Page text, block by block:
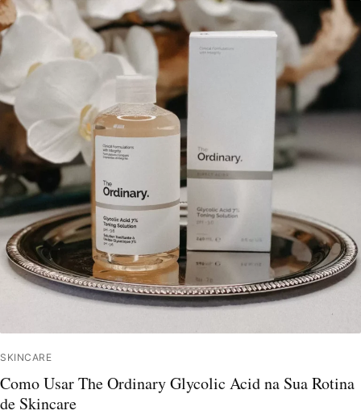
SKINCARE
Como Usar The Ordinary Glycolic Acid na Sua Rotina
de Skincare